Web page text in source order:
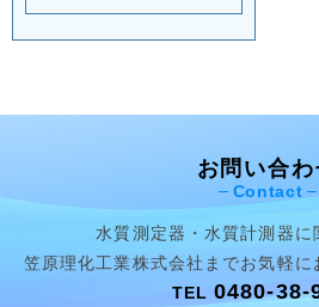
お問い合わ
Contact
水質測定器・水質計測器に
笠原理化工業株式会社までお気軽に
TEL0480-38-